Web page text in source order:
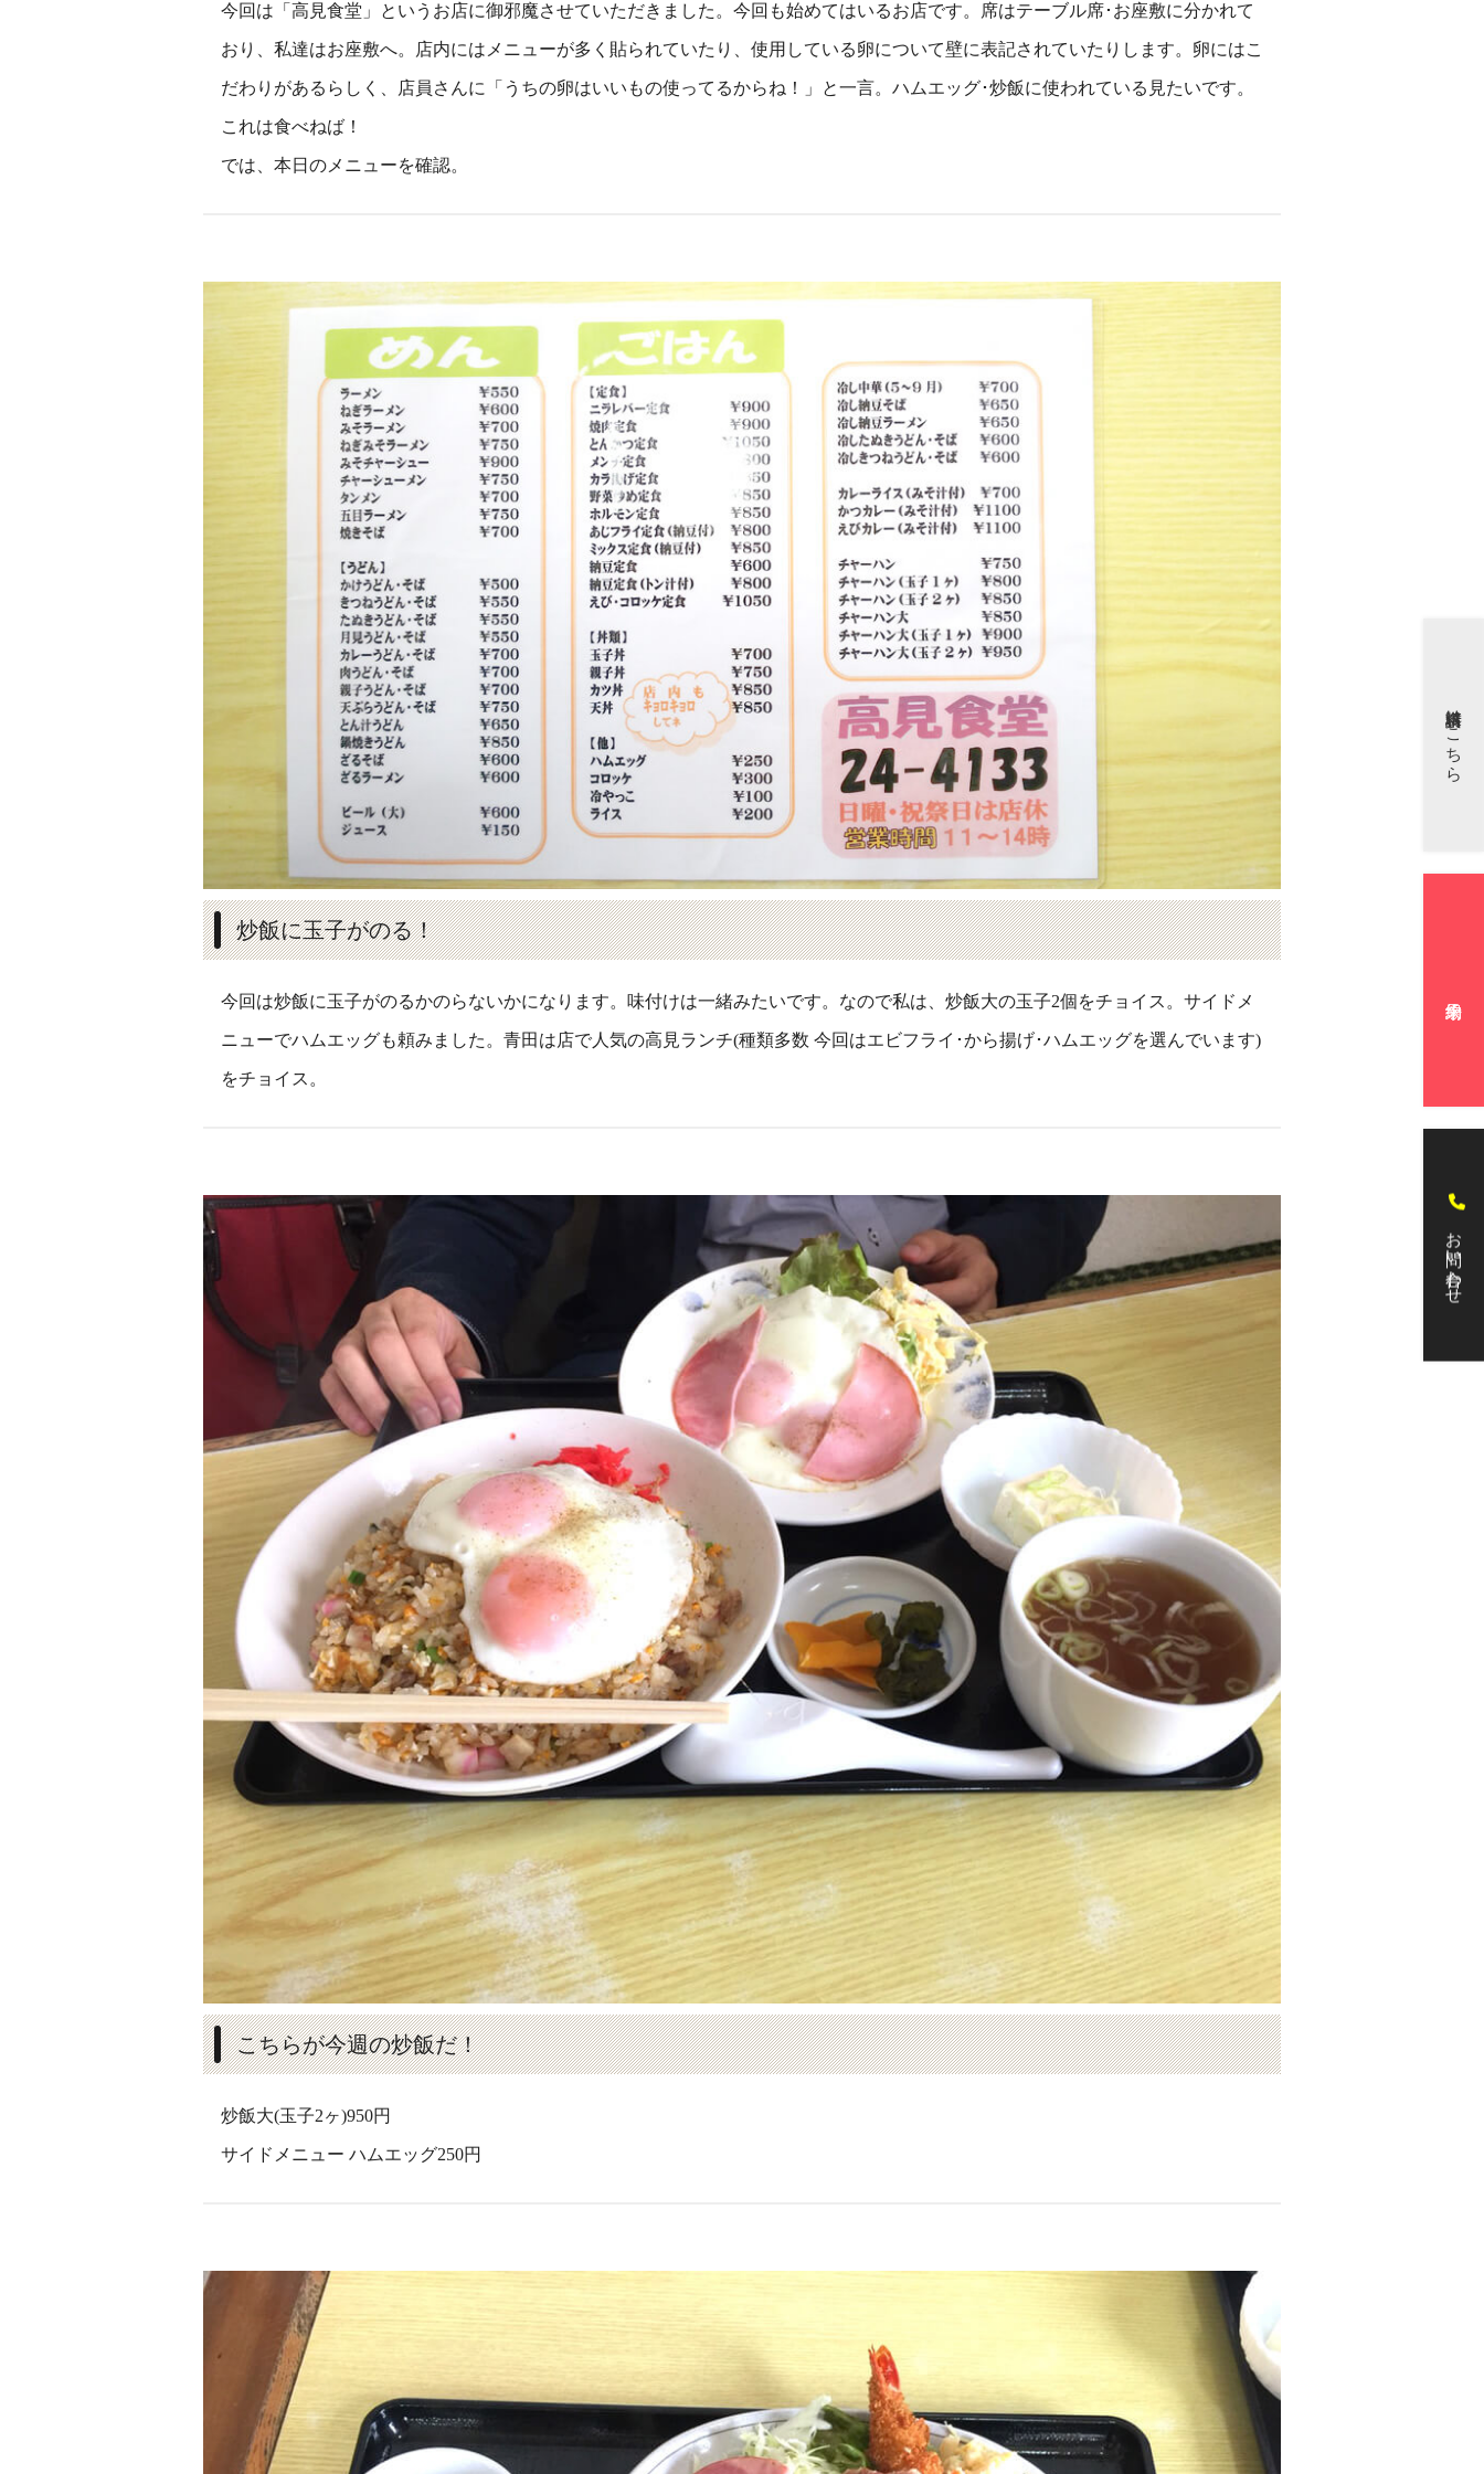
今回は「高見食堂」というお店に御邪魔させていただきました。今回も始めてはいるお店です。席はテーブル席･お座敷に分かれて
おり、私達はお座敷へ。店内にはメニューが多く貼られていたり、使用している卵について壁に表記されていたりします。卵にはこ
だわりがあるらしく、店員さんに「うちの卵はいいもの使ってるからね！」と一言。ハムエッグ･炒飯に使われている見たいです。
これは食べねば！
では、本日のメニューを確認。
炒飯に玉子がのる！
今回は炒飯に玉子がのるかのらないかになります。味付けは一緒みたいです。なので私は、炒飯大の玉子2個をチョイス。サイドメ
ニューでハムエッグも頼みました。青田は店で人気の高見ランチ(種類多数 今回はエビフライ･から揚げ･ハムエッグを選んでいます)
をチョイス。
こちらが今週の炒飯だ！
炒飯大(玉子2ヶ)950円
サイドメニュー ハムエッグ250円
資料請求はこちら
お問い合わせ